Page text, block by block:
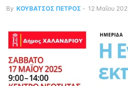
By ΚΟΥΒΑΤΣΟΣ ΠΕΤΡΟΣ - 12 Μαΐου